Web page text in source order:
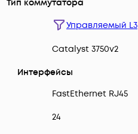
Тип коммутатора
Управляемый L3
Catalyst 3750v2
Интерфейсы
FastEthernet RJ45
24